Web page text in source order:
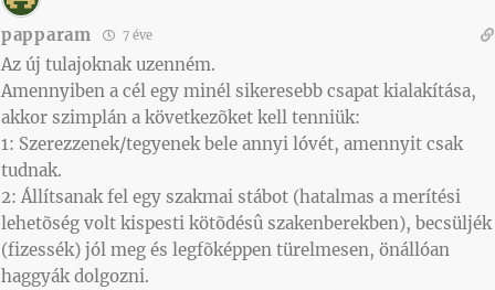
papparam 7 éve
Az új tulajoknak uzenném.
Amennyiben a cél egy minél sikeresebb csapat kialakítása,
akkor szimplán a következõket kell tenniük:
1: Szerezzenek/tegyenek bele annyi lóvét, amennyit csak
tudnak.
2: Állítsanak fel egy szakmai stábot (hatalmas a merítési
lehetõség volt kispesti kötõdésû szakenberekben), becsüljék
(fizessék) jól meg és legfõképpen türelmesen, önállóan
haggyák dolgozni.